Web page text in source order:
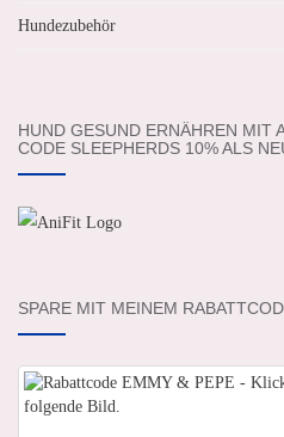
Hundezubehör
HUND GESUND ERNÄHREN MIT
CODE SLEEPHERDS 10% ALS
SPARE MIT MEINEM